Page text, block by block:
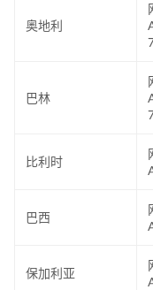
奥地利
巴林
比利时
巴西
保加利亚